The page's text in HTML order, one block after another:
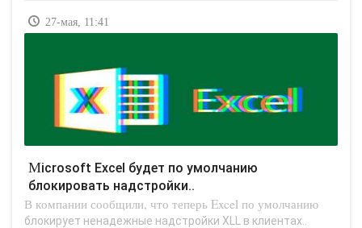
27-мая, 11:41
Microsoft Excel будет по умолчанию
блокировать надстройки..
В компании сообщили, что теперь Excel по умолчанию
блокирует ненадежные надстройки XLL в клиентах..